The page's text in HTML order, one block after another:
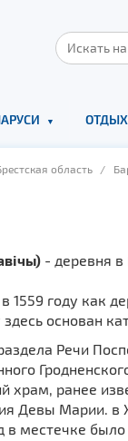
область /
- деревня в
1559 году как
основан
Речи
храм, ранее
Девы Марии. в
в местечке